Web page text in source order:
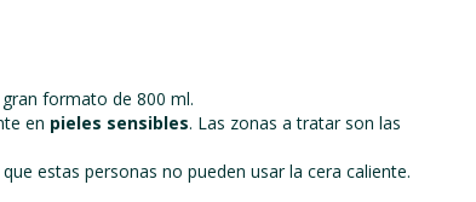
formato de 800 ml.
en pieles sensibles. Las zonas a tratar son las
que estas personas no pueden usar la cera caliente.